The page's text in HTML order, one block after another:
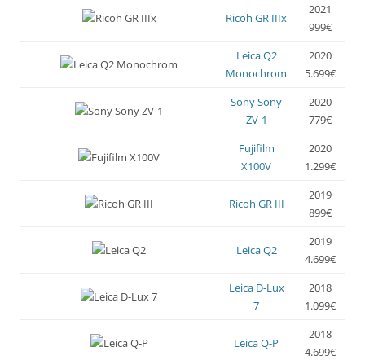
Ricoh GR IIIx
2021
999€
Leica Q2
Monochrom
2020
5.699€
Sony Sony
ZV-1
2020
779€
Fujifilm
X100V
2020
1.299€
Ricoh GR III
2019
899€
Leica Q2
2019
4.699€
Leica D-Lux
7
2018
1.099€
Leica Q-P
2018
4.699€